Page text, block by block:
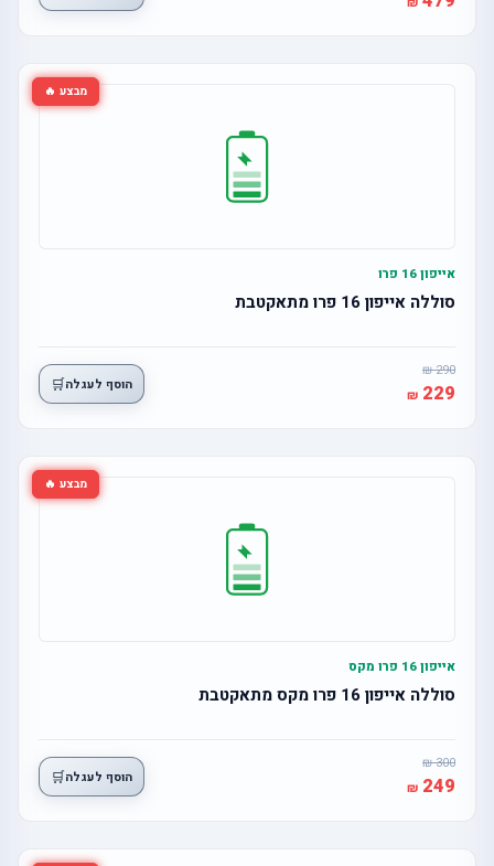
מבצע 🔥
אייפון 16 פרו
סוללה אייפון 16 פרו מתאקטבת
290
229 הוסף לעגלה🛒
מבצע 🔥
אייפון 16 פרו מקס
סוללה אייפון 16 פרו מקס מתאקטבת
300
249 הוסף לעגלה🛒